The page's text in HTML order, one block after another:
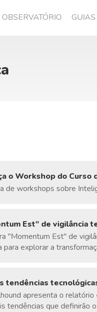
OBSERVATÓRIO GUIAS
o Workshop do
de workshops sobre
Est” de vigilância
"Momentum Est" de
para explorar a
tendências
apresenta o
tendências que definirão